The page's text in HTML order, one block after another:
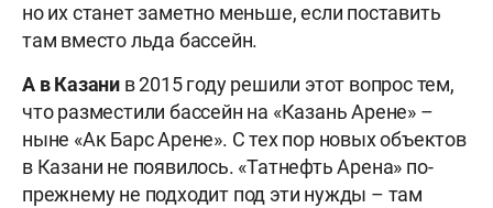
но их станет заметно меньше, если поставить
там вместо льда бассейн.
А в Казани в 2015 году решили этот вопрос тем,
что разместили бассейн на «Казань Арене» –
ныне «Ак Барс Арене». С тех пор новых объектов
в Казани не появилось. «Татнефть Арена» по-
прежнему не подходит под эти нужды – там